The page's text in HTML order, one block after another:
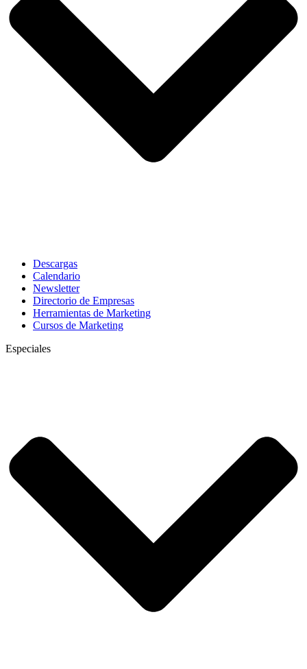
Descargas
Calendario
Newsletter
Directorio de Empresas
Herramientas de Marketing
Cursos de Marketing
Especiales